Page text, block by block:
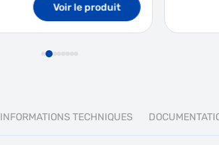
Voir le produit
INFORMATIONS TECHNIQUES